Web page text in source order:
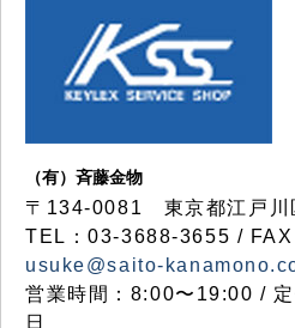
（有）斉藤金物
〒134-0081 東京都江戸川
TEL：03-3688-3655 /
usuke@saito-
営業時間：8:00〜19:00 /
日